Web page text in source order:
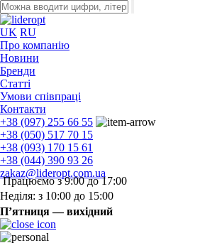
UK RU
Про компанію
Новини
Бренди
Статті
Умови співпраці
Контакти
+38 (097) 255 66 55
+38 (050) 517 70 15
+38 (093) 170 15 61
+38 (044) 390 93 26
zakaz@lideropt.com.ua
Працюємо з 9:00 до 17:00
Неділя: з 10:00 до 15:00
П’ятниця — вихідний